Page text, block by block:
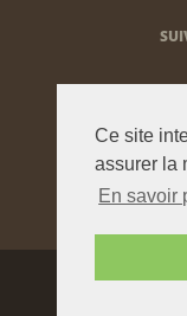
Ce site
assurer la
En savoir
Pour